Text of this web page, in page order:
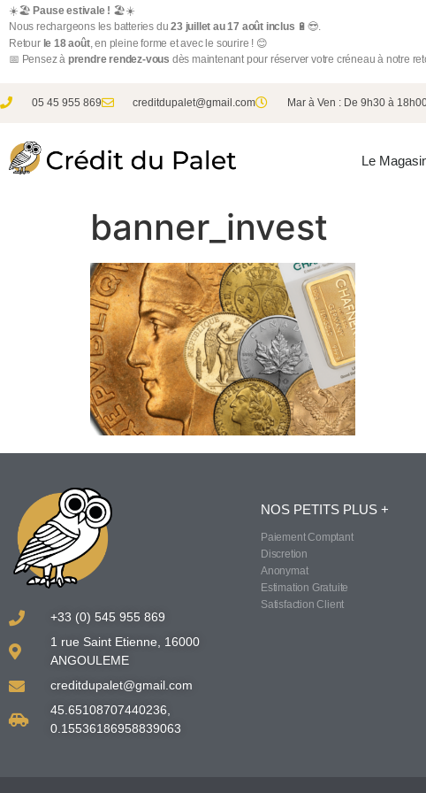
☀️🏖️ Pause estivale ! 🏖️☀️
Nous rechargeons les batteries du23 juillet au 17 août inclus 🔋😎.
Retour le 18 août, en pleine forme et avec le sourire ! 😊
📅 Pensez à prendre rendez-vous dès maintenant pour réserver votre créneau à notre
05 45 955 869 creditdupalet@gmail.com Mar à Ven : De 9h30 à
Le
banner_invest
+33 (0) 545 955 869
1 rue Saint Etienne, 16000
ANGOULEME
creditdupalet@gmail.com
45.65108707440236,
0.15536186958839063
NOS PETITS PLUS +
Paiement Comptant
Discretion
Anonymat
Estimation Gratuite
Satisfaction Client